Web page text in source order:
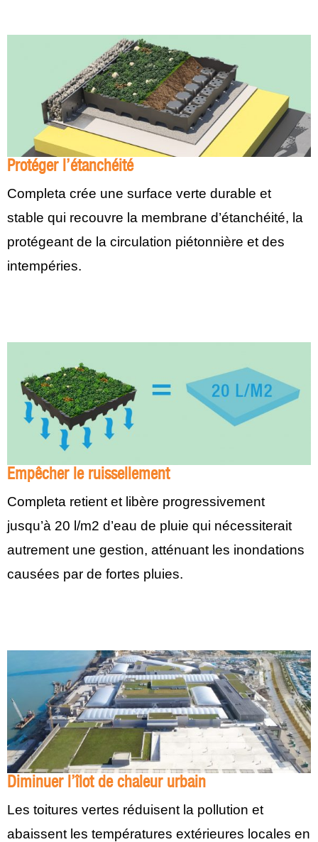
Protéger l’étanchéité
Completa crée une surface verte durable et
stable qui recouvre la membrane d’étanchéité, la
protégeant de la circulation piétonnière et des
intempéries.
Empêcher le ruissellement
Completa retient et libère progressivement
jusqu’à 20 l/m2 d’eau de pluie qui nécessiterait
autrement une gestion, atténuant les inondations
causées par de fortes pluies.
Diminuer l’îlot de chaleur urbain
Les toitures vertes réduisent la pollution et
abaissent les températures extérieures locales en